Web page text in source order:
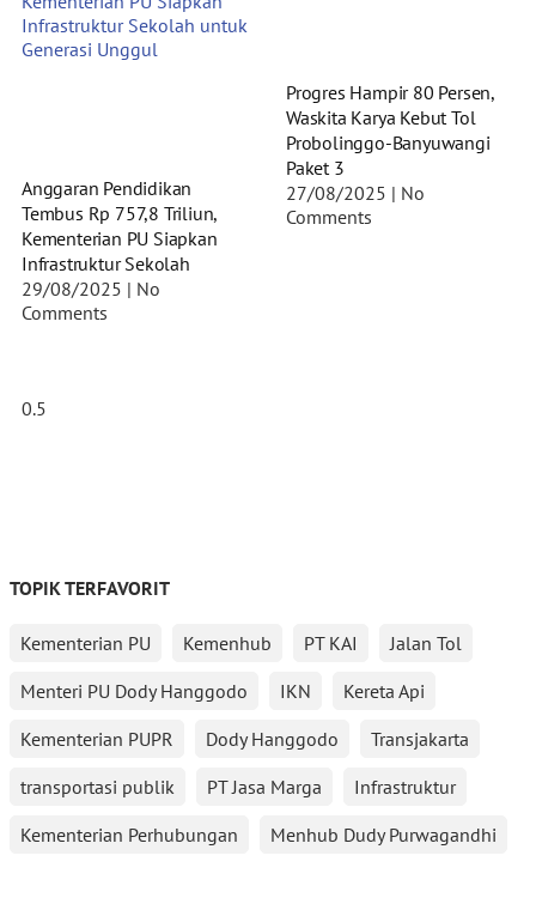
Anggaran Pendidikan
Tembus Rp 757,8 Triliun,
Kementerian PU Siapkan
Infrastruktur Sekolah
29/08/2025
No
Comments
Progres Hampir 80 Persen,
Waskita Karya Kebut Tol
Probolinggo-Banyuwangi
Paket 3
27/08/2025
No
Comments
TOPIK TERFAVORIT
Kementerian PU Kemenhub PT KAI
Jalan Tol
Menteri PU Dody Hanggodo
IKN
Kereta Api
Kementerian PUPR
Dody Hanggodo
Transjakarta
transportasi publik
PT Jasa Marga
Infrastruktur
Kementerian Perhubungan
Menhub Dudy Purwagandhi